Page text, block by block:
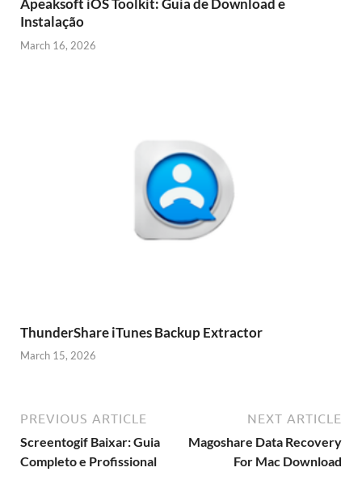
Apeaksoft iOS Toolkit: Guia de Download e
Instalação
March 16, 2026
ThunderShare iTunes Backup Extractor
March 15, 2026
PREVIOUS ARTICLE
Screentogif Baixar: Guia
Completo e Profissional
NEXT ARTICLE
Magoshare Data Recovery
For Mac Download